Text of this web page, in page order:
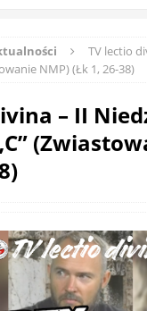
TV lectio
NMP) (Łk 1, 26-38)
– II